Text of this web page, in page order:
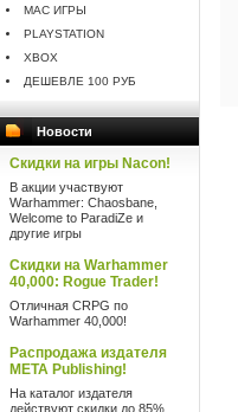
MAC ИГРЫ
PLAYSTATION
XBOX
ДЕШЕВЛЕ 100 РУБ
Новости
Скидки на игры Nacon!
В акции участвуют
Warhammer: Chaosbane,
Welcome to ParadiZe и
другие игры
Скидки на Warhammer
40,000: Rogue Trader!
Отличная CRPG по
Warhammer 40,000!
Распродажа издателя
META Publishing!
На каталог издателя
действуют скидки до 85%